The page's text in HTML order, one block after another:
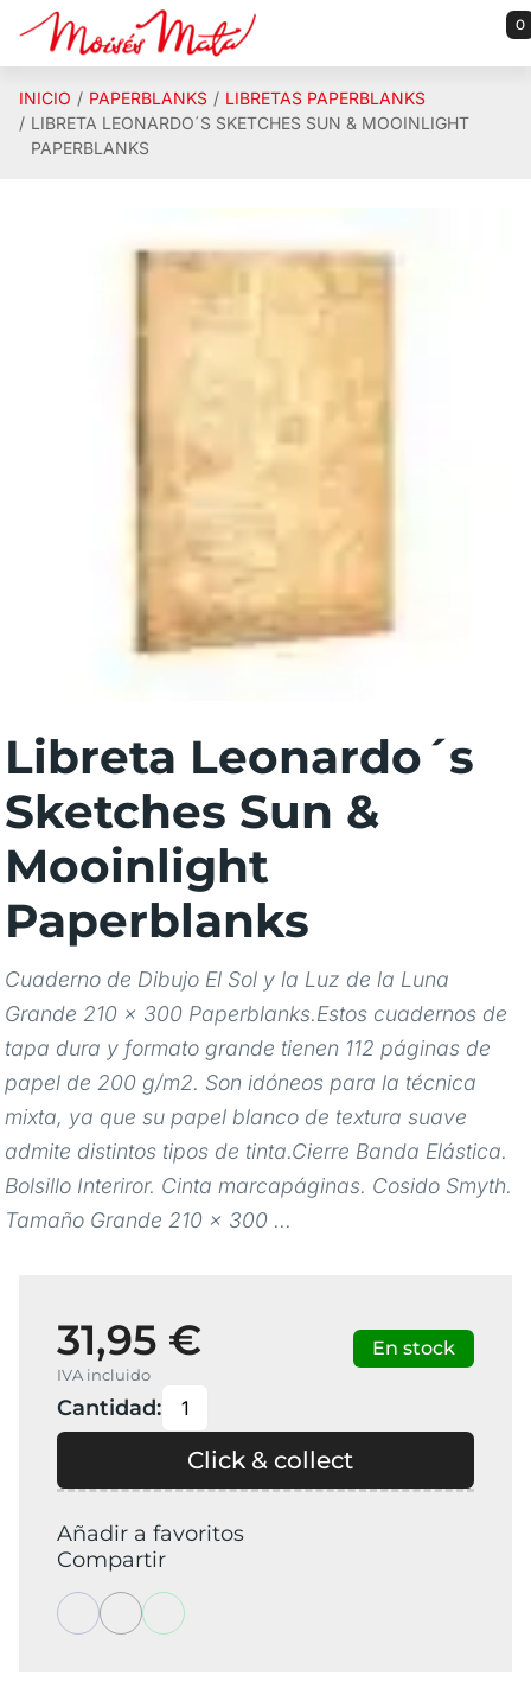
Saltar al contenido principal 0
INICIO PAPERBLANKS
LIBRETAS PAPERBLANKS
LIBRETA LEONARDO´S SKETCHES SUN & MOOINLIGHT
PAPERBLANKS
Libreta Leonardo´s
Sketches Sun &
Mooinlight
Paperblanks
Cuaderno de Dibujo El Sol y la Luz de la Luna
Grande 210 × 300 Paperblanks.Estos cuadernos de
tapa dura y formato grande tienen 112 páginas de
papel de 200 g/m2. Son idóneos para la técnica
mixta, ya que su papel blanco de textura suave
admite distintos tipos de tinta.Cierre Banda Elástica.
Bolsillo Interiror. Cinta marcapáginas. Cosido Smyth.
Tamaño Grande 210 × 300 ...
31,95 €
IVA incluido
En stock
Cantidad:
Click & collect
Añadir a favoritos
Compartir